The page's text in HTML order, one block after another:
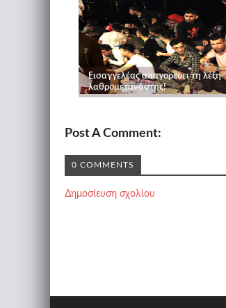
Εισαγγελέας απαγορεύει τη λέξη
λαθρομετανάστης!
Post A Comment:
0 COMMENTS
Δημοσίευση σχολίου